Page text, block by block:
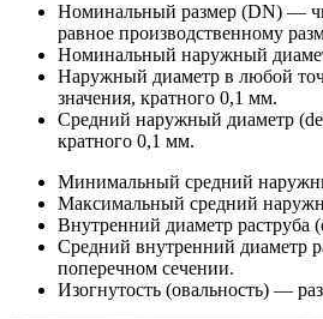
Номинальный размер (DN) —
равное производственному
Номинальный наружный
Наружный диаметр в любой
значения, кратного 0,1 мм.
Средний наружный диаметр
кратного 0,1 мм.
Минимальный средний
Максимальный средний
Внутренний диаметр раструба
Средний внутренний диаметр
поперечном сечении.
Изогнутость (овальность) —